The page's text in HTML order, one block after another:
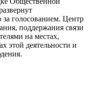
голосованием. Центр
поддержания связи
на местах,
этой деятельности и